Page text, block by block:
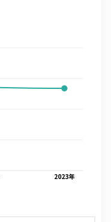
2023年